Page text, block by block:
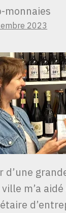
monnaies
2023
d’une
m’a